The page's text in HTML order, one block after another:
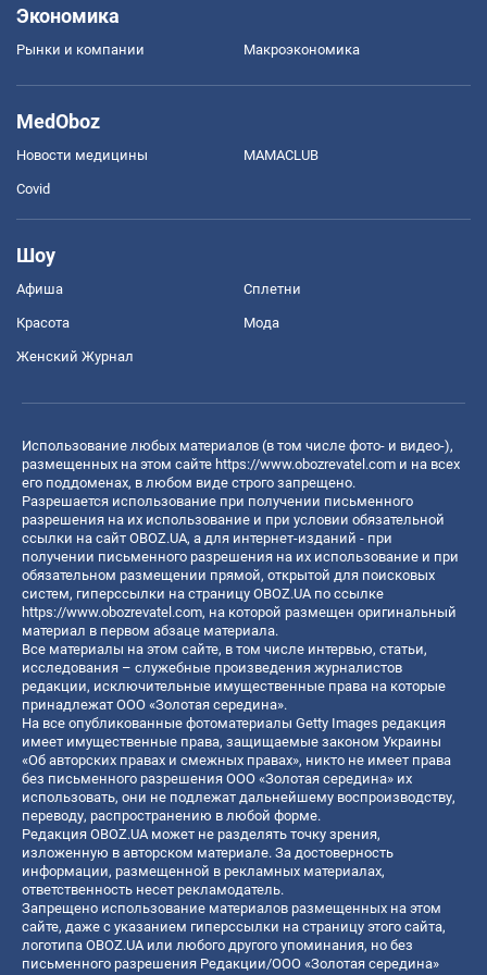
Экономика
Рынки и компании Mакроэкономика
MedOboz
Новости медицины MAMACLUB
Covid
Шоу
Афиша Сплетни
Красота Мода
Женский Журнал
Использование любых материалов (в том числе фото- и видео-),
размещенных на этом сайте https://www.obozrevatel.com и на всех
его поддоменах, в любом виде строго запрещено.
Разрешается использование при получении письменного
разрешения на их использование и при условии обязательной
ссылки на сайт OBOZ.UA, а для интернет-изданий - при
получении письменного разрешения на их использование и при
обязательном размещении прямой, открытой для поисковых
систем, гиперссылки на страницу OBOZ.UA по ссылке
https://www.obozrevatel.com, на которой размещен оригинальный
материал в первом абзаце материала.
Все материалы на этом сайте, в том числе интервью, статьи,
исследования – служебные произведения журналистов
редакции, исключительные имущественные права на которые
принадлежат ООО «Золотая середина».
На все опубликованные фотоматериалы Getty Images редакция
имеет имущественные права, защищаемые законом Украины
«Об авторских правах и смежных правах», никто не имеет права
без письменного разрешения ООО «Золотая середина» их
использовать, они не подлежат дальнейшему воспроизводству,
переводу, распространению в любой форме.
Редакция OBOZ.UA может не разделять точку зрения,
изложенную в авторском материале. За достоверность
информации, размещенной в рекламных материалах,
ответственность несет рекламодатель.
Запрещено использование материалов размещенных на этом
сайте, даже с указанием гиперссылки на страницу этого сайта,
логотипа OBOZ.UA или любого другого упоминания, но без
письменного разрешения Редакции/ООО «Золотая середина»